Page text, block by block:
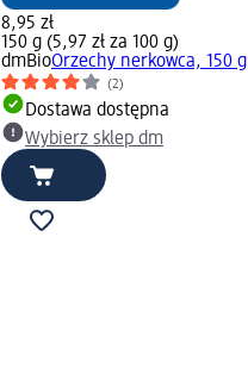
8,95 zł
150 g (5,97 zł za 100 g)
dmBioOrzechy nerkowca, 150 g
(2)
Dostawa dostępna
Wybierz sklep dm